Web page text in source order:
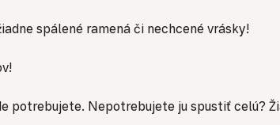
spálené ramená či nechcené vrásky!
potrebujete. Nepotrebujete ju spustiť celú?